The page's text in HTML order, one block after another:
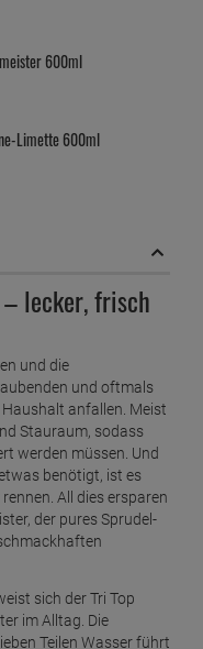
600ml
Limette 600ml
lecker, frisch
und die
und oftmals
anfallen. Meist
Stauraum, sodass
werden müssen. Und
benötigt, ist es
All dies ersparen
der pures Sprudel-
sich der Tri Top
im Alltag. Die
Teilen Wasser führt